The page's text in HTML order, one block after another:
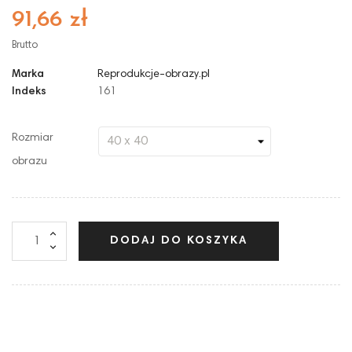
91,66 zł
Brutto
Marka
Reprodukcje-obrazy.pl
Indeks
161
Rozmiar
obrazu
DODAJ DO KOSZYKA